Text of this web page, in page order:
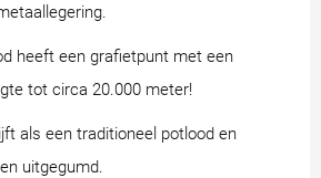
heeft een grafietpunt met een
tot circa 20.000 meter!
als een traditioneel potlood en
uitgegumd.